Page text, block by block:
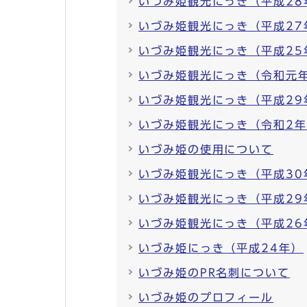
いづみ姫観光にっき（平成27
いづみ姫観光にっき（平成25
いづみ姫観光にっき（令和元
いづみ姫観光にっき（平成29
いづみ姫観光にっき（令和2年
いづみ姫の使用について
いづみ姫観光にっき（平成30
いづみ姫観光にっき（平成29
いづみ姫観光にっき（平成26
いづみ姫にっき（平成24年）
いづみ姫のPR名刺について
いづみ姫のプロフィール